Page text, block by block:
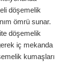
döşemelik
ömrü sunar.
döşemelik
iç mekanda
kumaşları